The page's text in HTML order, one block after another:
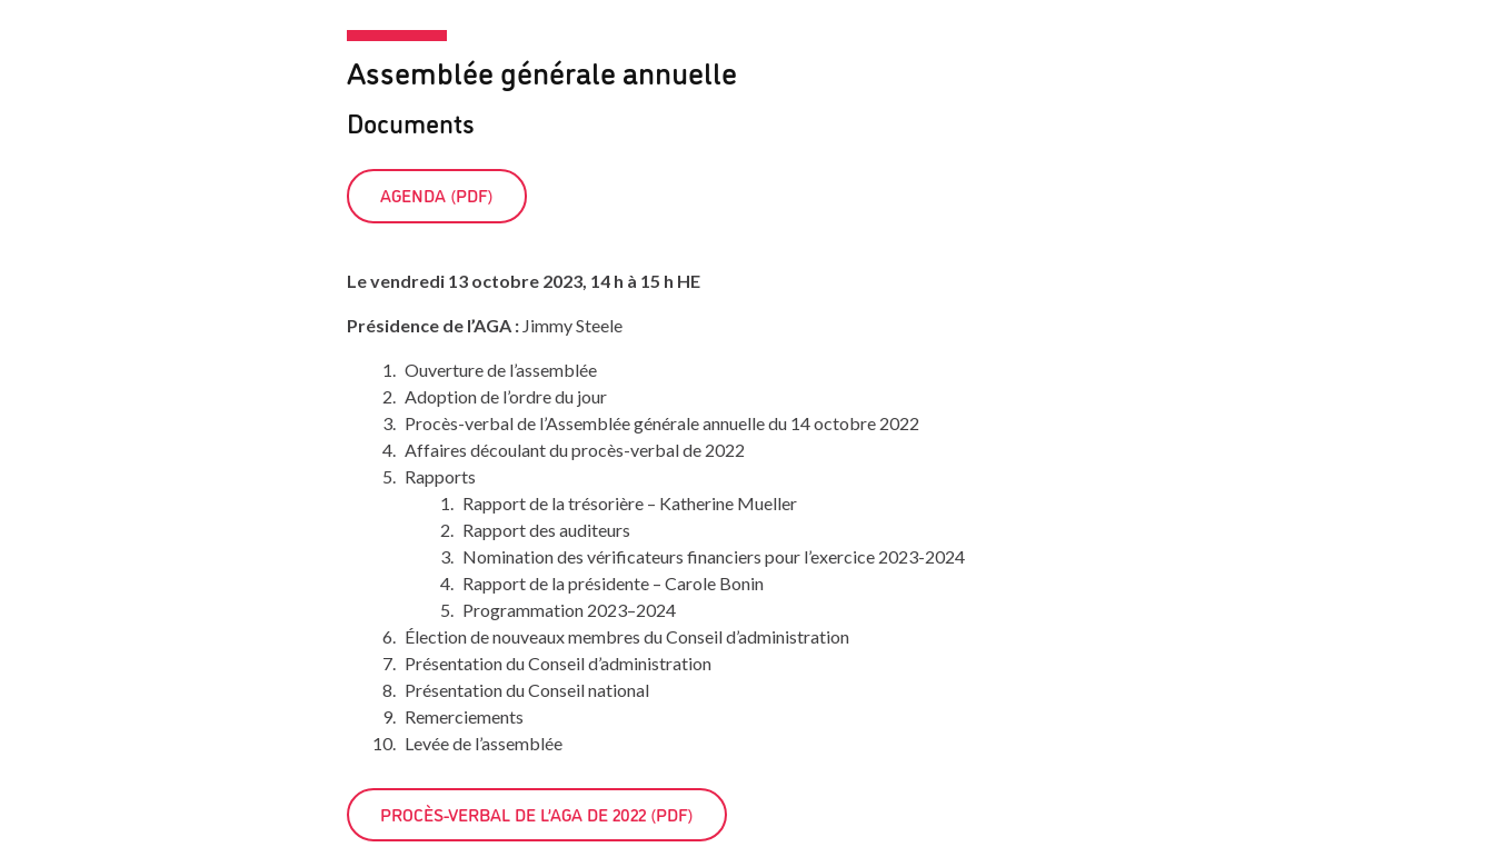
Assemblée générale annuelle
Documents
AGENDA (PDF)
Le vendredi 13 octobre 2023, 14 h à 15 h HE
Présidence de l’AGA : Jimmy Steele
Ouverture de l’assemblée
Adoption de l’ordre du jour
Procès-verbal de l’Assemblée générale annuelle du 14 octobre 2022
Affaires découlant du procès-verbal de 2022
Rapports
Rapport de la trésorière – Katherine Mueller
Rapport des auditeurs
Nomination des vérificateurs financiers pour l’exercice 2023-2024
Rapport de la présidente – Carole Bonin
Programmation 2023–2024
Élection de nouveaux membres du Conseil d’administration
Présentation du Conseil d’administration
Présentation du Conseil national
Remerciements
Levée de l’assemblée
PROCÈS-VERBAL DE L’AGA DE 2022 (PDF)